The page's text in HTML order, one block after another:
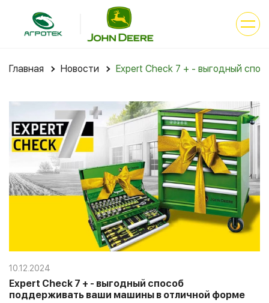
Главная Новости Expert Check 7 + - выгодный
10.12.2024
Expert Check 7 + - выгодный способ
поддерживать ваши машины в отличной форме